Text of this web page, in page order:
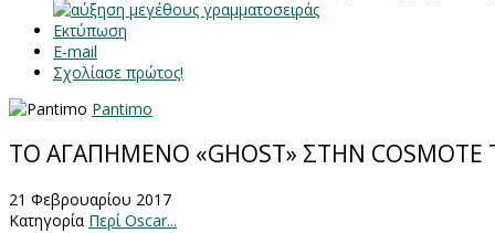
Εκτύπωση
E-mail
Σχολίασε πρώτος!
Pantimo
ΤΟ ΑΓΑΠΗΜΕΝΟ «GHOST» ΣΤΗΝ COSMOTE
21 Φεβρουαρίου 2017
Κατηγορία Περί Oscar...